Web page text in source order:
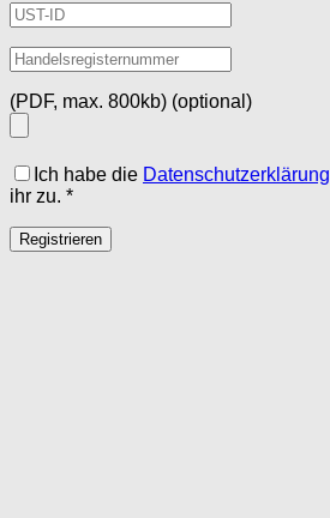
(PDF, max. 800kb) (optional)
Ich habe die Datenschutzerklärung
ihr zu. *
Registrieren